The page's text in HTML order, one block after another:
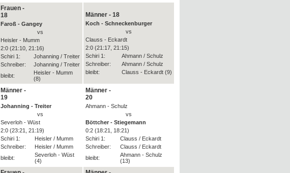
Frauen -
18
Faroß - Gangey
vs
Heisler - Mumm
2:0 (21:10, 21:16)
Schiri 1:
Johanning / Treiter
Schreiber:
Johanning / Treiter
bleibt:
Heisler - Mumm
(8)
Männer - 18
Koch - Schneckenburger
vs
Clauss - Eckardt
2:0 (21:17, 21:15)
Schiri 1:
Ahmann / Schulz
Schreiber:
Ahmann / Schulz
bleibt:
Clauss - Eckardt (9)
Männer -
19
Johanning - Treiter
vs
Severloh - Wüst
2:0 (23:21, 21:19)
Schiri 1:
Heisler / Mumm
Schreiber:
Heisler / Mumm
bleibt:
Severloh - Wüst
(4)
Männer -
20
Ahmann - Schulz
vs
Böttcher - Stiegemann
0:2 (18:21, 18:21)
Schiri 1:
Clauss / Eckardt
Schreiber:
Clauss / Eckardt
bleibt:
Ahmann - Schulz
(13)